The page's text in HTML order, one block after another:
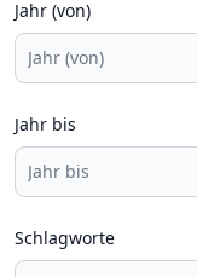
Jahr (von)
Jahr bis
Schlagworte